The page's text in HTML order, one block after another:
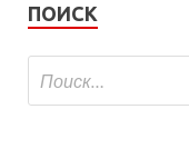
ПОИСК